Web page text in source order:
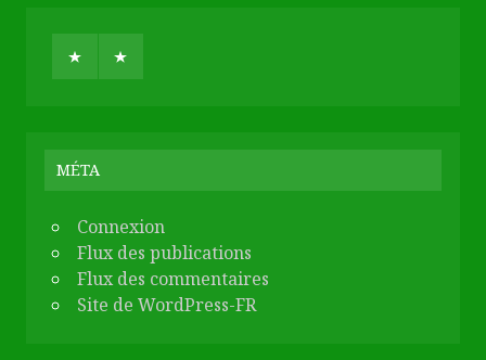
MÉTA
Connexion
Flux des publications
Flux des commentaires
Site de WordPress-FR